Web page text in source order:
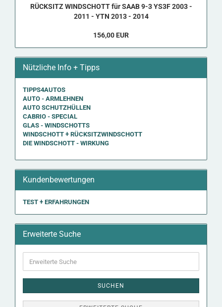
RÜCK­SITZ WIND­SCHOTT für SAAB 9-3 YS3F 2003 -
2011 - YTN 2013 - 2014
156,00 EUR
Nützliche Info + Tipps
TIPPS4AUTOS
AUTO - ARMLEHNEN
AUTO SCHUTZHÜLLEN
CABRIO - SPECIAL
GLAS - WINDSCHOTTS
WINDSCHOTT + RÜCKSITZWINDSCHOTT
DIE WINDSCHOTT - WIRKUNG
Kundenbewertungen
TEST + ERFAHRUNGEN
Erweiterte Suche
Suche
SUCHEN